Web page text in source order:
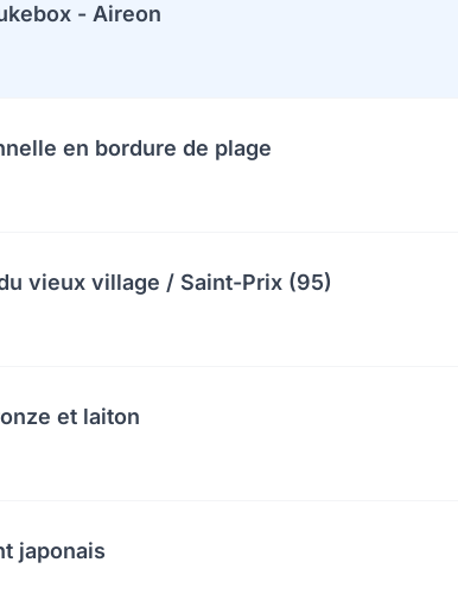
- Aireon
en bordure de plage
vieux village / Saint-Prix (95)
et laiton
japonais